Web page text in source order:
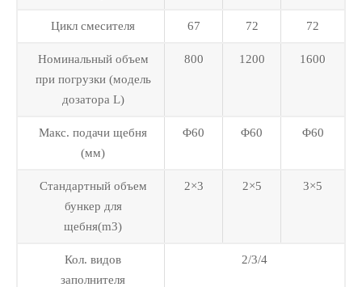
Цикл смесителя 67 72 72
Номинальный объем
при погрузки (модель
дозатора L)
800 1200 1600
Макс. подачи щебня
(мм)
Φ60 Φ60 Φ60
Стандартный объем
бункер для
щебня(m3)
2×3 2×5 3×5
Кол. видов
заполнителя
2/3/4